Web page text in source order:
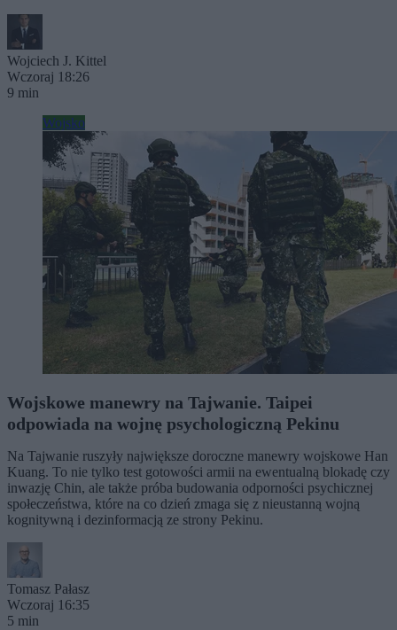
Wojciech J. Kittel
Wczoraj 18:26
9 min
Wojsko
Wojskowe manewry na Tajwanie. Taipei
odpowiada na wojnę psychologiczną Pekinu
Na Tajwanie ruszyły największe doroczne manewry wojskowe Han
Kuang. To nie tylko test gotowości armii na ewentualną blokadę czy
inwazję Chin, ale także próba budowania odporności psychicznej
społeczeństwa, które na co dzień zmaga się z nieustanną wojną
kognitywną i dezinformacją ze strony Pekinu.
Tomasz Pałasz
Wczoraj 16:35
5 min